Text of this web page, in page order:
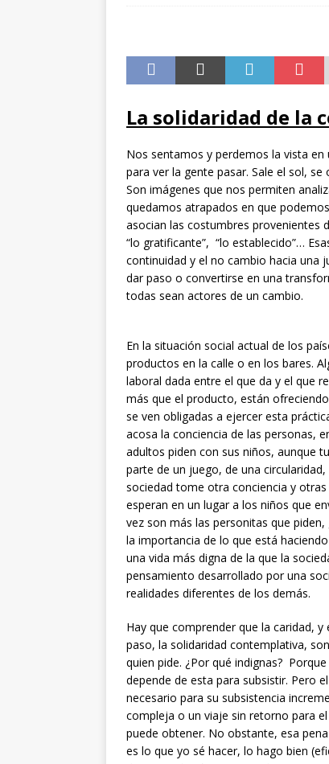
decolonizadora
simulaciones y
[ 13/11/2025 ]
La solidaridad de la
Nos sentamos y perdemos la vista
para ver la gente pasar. Sale el sol,
Son imágenes que nos permiten
quedamos atrapados en que
asocian las costumbres provenientes
“lo gratificante”, “lo establecido”…
continuidad y el no cambio hacia una
dar paso o convertirse en una
todas sean actores de un cambio.
En la situación social actual de los
productos en la calle o en los bares.
laboral dada entre el que da y el que
más que el producto, están
se ven obligadas a ejercer esta
acosa la conciencia de las personas,
adultos piden con sus niños, aunque
parte de un juego, de una
sociedad tome otra conciencia y
esperan en un lugar a los niños que
vez son más las personitas que
la importancia de lo que está
una vida más digna de la que la
pensamiento desarrollado por una
realidades diferentes de los demás.
Hay que comprender que la caridad, y
paso, la solidaridad contemplativa,
quien pide. ¿Por qué indignas?
depende de esta para subsistir. Pero
necesario para su subsistencia
compleja o un viaje sin retorno para
puede obtener. No obstante, esa
es lo que yo sé hacer, lo hago bien